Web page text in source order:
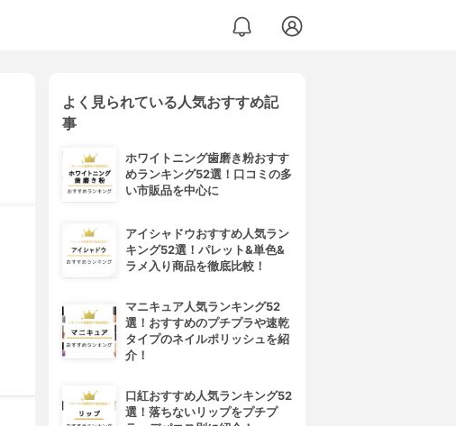
よく見られている人気おすすめ記
事
ホワイトニング歯磨き粉おすす
めランキング52選！口コミの多
い市販品を中心に
アイシャドウおすすめ人気ラン
キング52選！パレット&単色&
ラメ入り商品を徹底比較！
マニキュア人気ランキング52
選！おすすめのプチプラや速乾
タイプのネイルポリッシュを紹
介！
口紅おすすめ人気ランキング52
選！落ちないリップをプチプ